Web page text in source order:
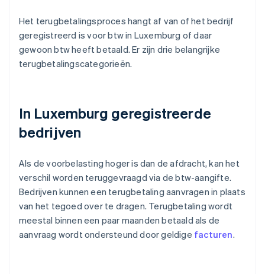
Het terugbetalingsproces hangt af van of het bedrijf
geregistreerd is voor btw in Luxemburg of daar
gewoon btw heeft betaald. Er zijn drie belangrijke
terugbetalingscategorieën.
In Luxemburg geregistreerde
bedrijven
Als de voorbelasting hoger is dan de afdracht, kan het
verschil worden teruggevraagd via de btw-aangifte.
Bedrijven kunnen een terugbetaling aanvragen in plaats
van het tegoed over te dragen. Terugbetaling wordt
meestal binnen een paar maanden betaald als de
aanvraag wordt ondersteund door geldige facturen.